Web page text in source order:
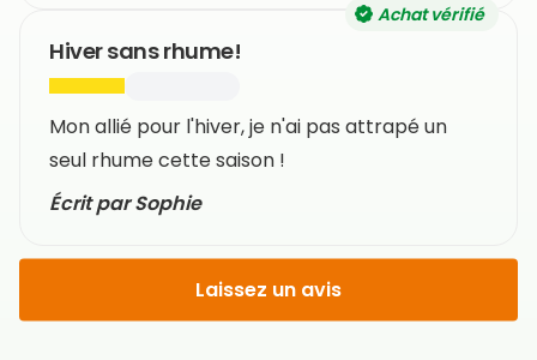
Achat vérifié
Hiver sans rhume!
Mon allié pour l'hiver, je n'ai pas attrapé un
seul rhume cette saison !
Écrit par Sophie
Laissez un avis